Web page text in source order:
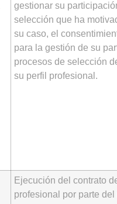
gestionar su
selección que ha
su caso, el
para la gestión de su
procesos de selección
su perfil profesional.
Ejecución del contrato
profesional por parte del